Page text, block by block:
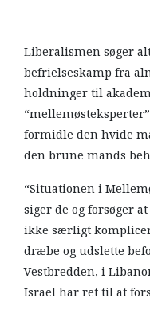
Liberalismen søger
befrielseskamp fra
holdninger til
formidle den hvide
den brune mands
“Situationen i
siger de og forsøger
ikke særligt
dræbe og udslette
Vestbredden, i
Israel har ret til at